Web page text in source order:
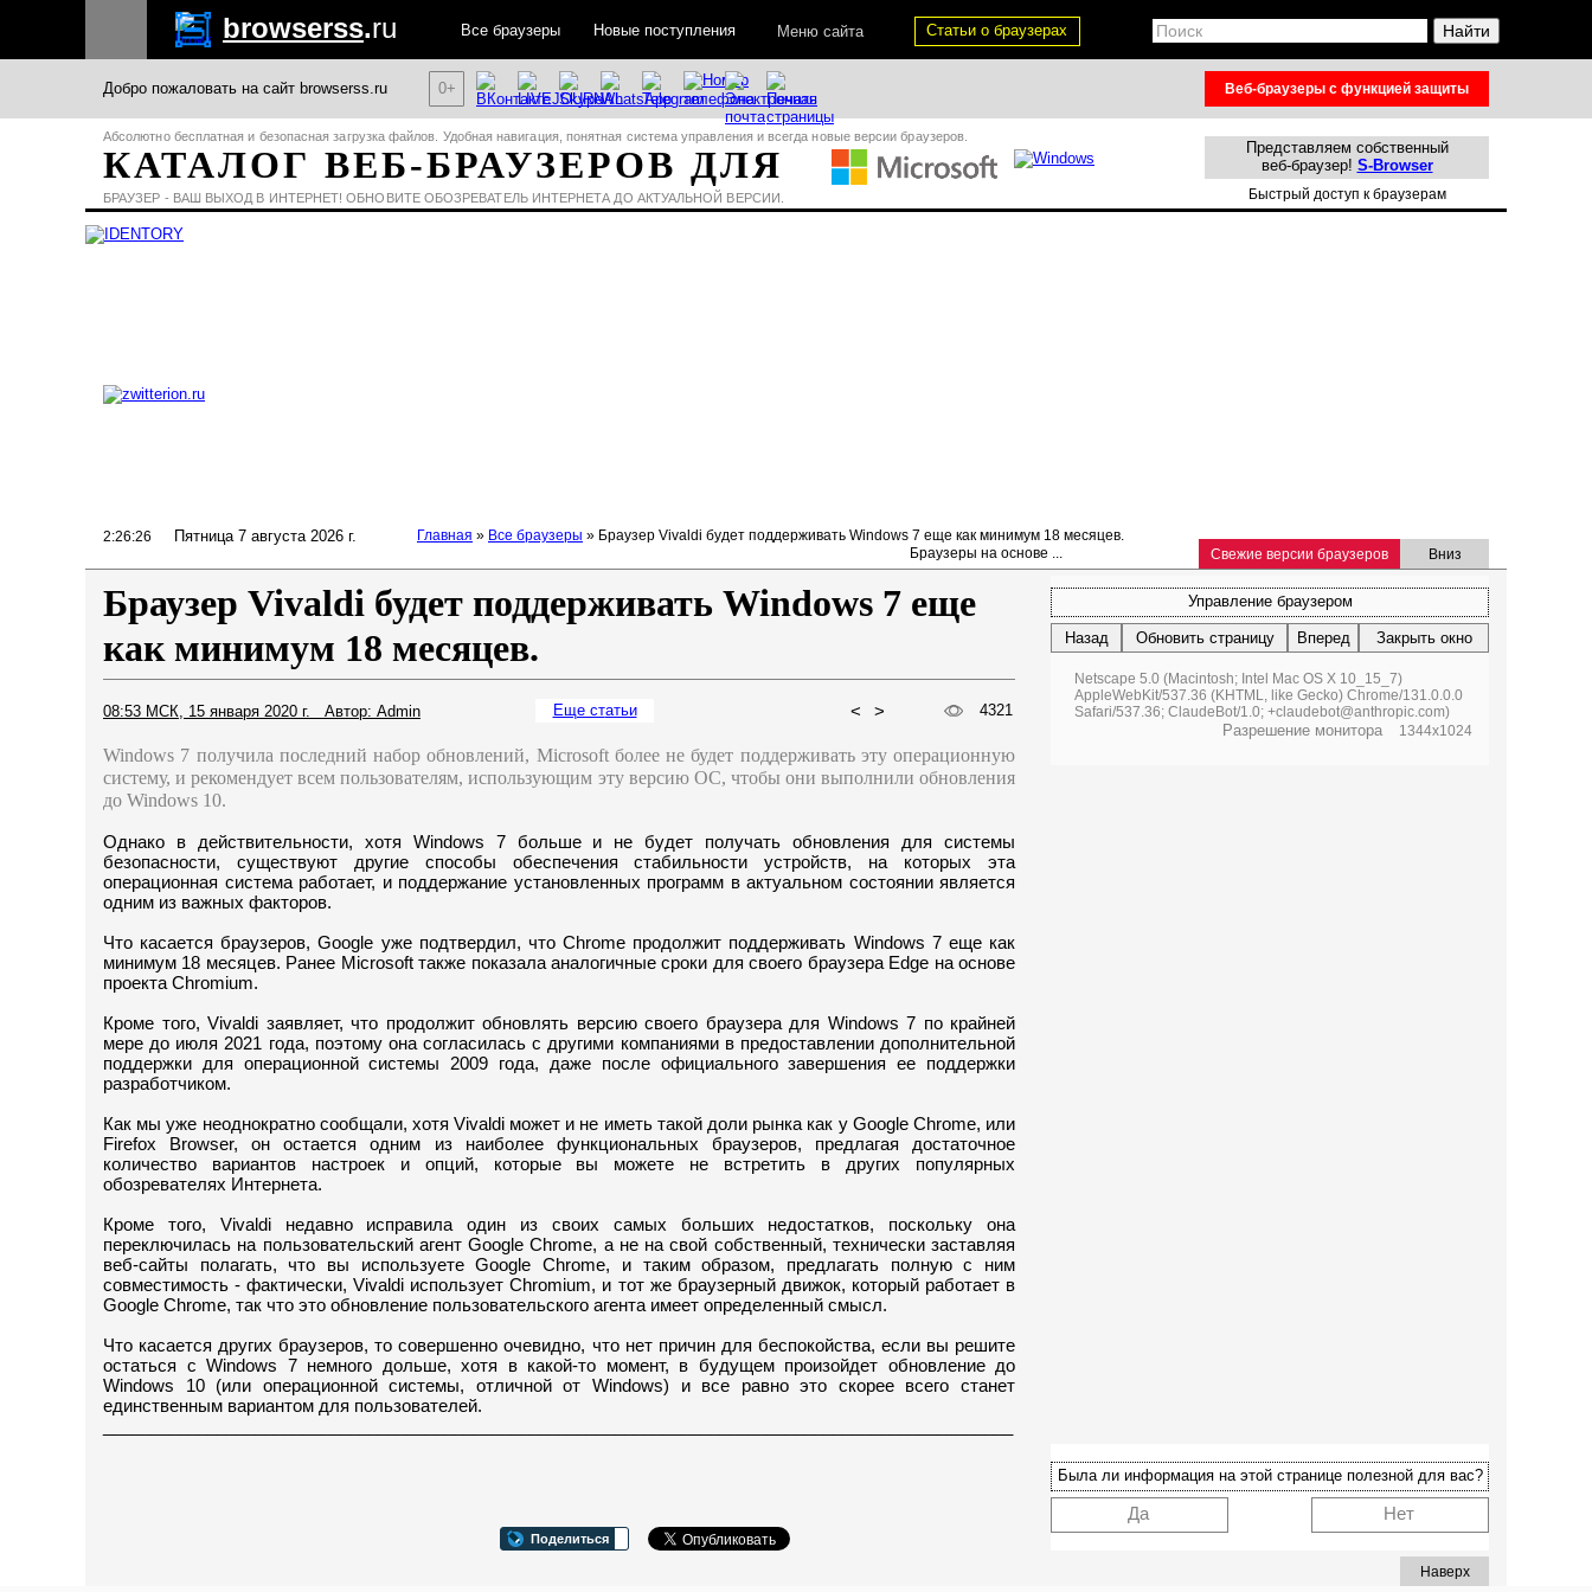
Вниз
Свежие версии браузеров
2:26:27 Пятница 7 августа 2026 г. Главная » Все браузеры » Браузер Vivaldi будет поддерживать Windows 7 еще как минимум 18 месяцев.
08:53 МСК, 15 января 2020 г. Автор: Admin
Windows 7 получила последний набор обновлений, Microsoft более не будет поддерживать эту операционную
систему, и рекомендует всем пользователям, использующим эту версию ОС, чтобы они выполнили обновления
до Windows 10.
Однако в действительности, хотя Windows 7 больше и не будет получать обновления для системы
безопасности, существуют другие способы обеспечения стабильности устройств, на которых эта
операционная система работает, и поддержание установленных программ в актуальном состоянии является
одним из важных факторов.
Что касается браузеров, Google уже подтвердил, что Chrome продолжит поддерживать Windows 7 еще как
минимум 18 месяцев. Ранее Microsoft также показала аналогичные сроки для своего браузера Edge на основе
проекта Chromium.
Кроме того, Vivaldi заявляет, что продолжит обновлять версию своего браузера для Windows 7 по крайней
мере до июля 2021 года, поэтому она согласилась с другими компаниями в предоставлении дополнительной
поддержки для операционной системы 2009 года, даже после официального завершения ее поддержки
разработчиком.
Как мы уже неоднократно сообщали, хотя Vivaldi может и не иметь такой доли рынка как у Google Chrome, или
Firefox Browser, он остается одним из наиболее функциональных браузеров, предлагая достаточное
количество вариантов настроек и опций, которые вы можете не встретить в других популярных
обозревателях Интернета.
Кроме того, Vivaldi недавно исправила один из своих самых больших недостатков, поскольку она
переключилась на пользовательский агент Google Chrome, а не на свой собственный, технически заставляя
веб-сайты полагать, что вы используете Google Chrome, и таким образом, предлагать полную с ним
совместимость - фактически, Vivaldi использует Chromium, и тот же браузерный движок, который работает в
Google Chrome, так что это обновление пользовательского агента имеет определенный смысл.
Что касается других браузеров, то совершенно очевидно, что нет причин для беспокойства, если вы решите
остаться с Windows 7 немного дольше, хотя в какой-то момент, в будущем произойдет обновление до
Windows 10 (или операционной системы, отличной от Windows) и все равно это скорее всего станет
единственным вариантом для пользователей.
1344x1024
Netscape 5.0 (Macintosh; Intel Mac OS X 10_15_7)
AppleWebKit/537.36 (KHTML, like Gecko) Chrome/131.0.0.0
Safari/537.36; ClaudeBot/1.0; +claudebot@anthropic.com)
Разрешение монитора
Назад Вперед
Обновить страницу Закрыть окно
Управление браузером
Браузер Vivaldi будет поддерживать Windows 7 еще
как минимум 18 месяцев.
4321
Еще статьи < >
Наверх
Нет
Да
Была ли информация на этой странице полезной для вас?
Поделиться
Браузеры на основе ...
КАТАЛОГ ВЕБ-БРАУЗЕРОВ ДЛЯ
Абсолютно бесплатная и безопасная загрузка файлов. Удобная навигация, понятная система управления и всегда новые версии браузеров.
БРАУЗЕР - ВАШ ВЫХОД В ИНТЕРНЕТ! ОБНОВИТЕ ОБОЗРЕВАТЕЛЬ ИНТЕРНЕТА ДО АКТУАЛЬНОЙ ВЕРСИИ.
Представляем собственный
веб-браузер! S-Browser
Быстрый доступ к браузерам
0+ Веб-браузеры с функцией защиты
Добро пожаловать на сайт browserss.ru
Статьи о браузерах
browserss.ru Все браузеры Новые поступления Меню сайта